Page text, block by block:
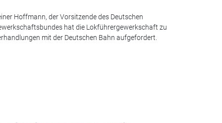
Hoffmann, der Vorsitzende des Deutschen
hat die Lokführergewerkschaft zu
mit der Deutschen Bahn aufgefordert.